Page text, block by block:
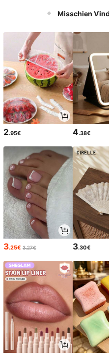
Misschien
2.95€ 4.38€
3.25€ 3.27€ 3.30€